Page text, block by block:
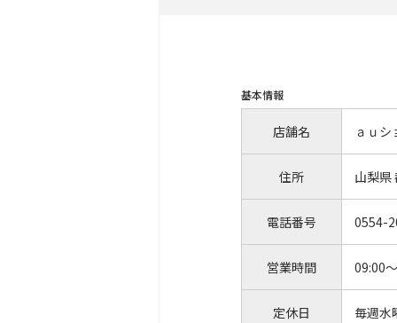
基本情報
店舗名 ａｕ
住所 山梨県
電話番号 0554-
営業時間 09:00
定休日 毎週水